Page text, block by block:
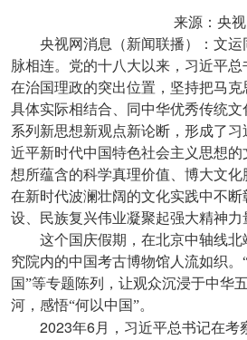
来源：央视
央视网消息（新闻联播）：文运
脉相连。党的十八大以来，习近平
在治国理政的突出位置，坚持把马克
具体实际相结合、同中华优秀传统
系列新思想新观点新论断，形成了
近平新时代中国特色社会主义思想
想所蕴含的科学真理价值、博大文化
在新时代波澜壮阔的文化实践中不
设、民族复兴伟业凝聚起强大精神力
这个国庆假期，在北京中轴线
究院内的中国考古博物馆人流如织。
国”等专题陈列，让观众沉浸于中华
河，感悟“何以中国”。
2023年6月，习近平总书记在考